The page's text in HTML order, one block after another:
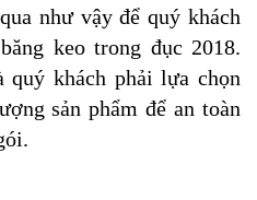
như vậy để quý khách
keo trong đục 2018.
khách phải lựa chọn
sản phẩm để an toàn